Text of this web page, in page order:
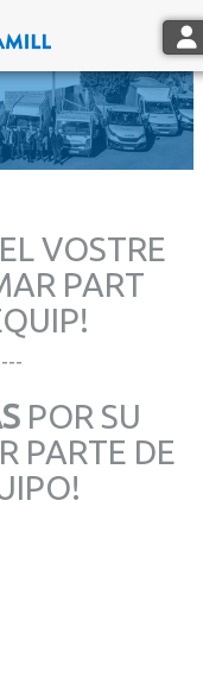
VOSTRE
PART
POR SU
PARTE DE